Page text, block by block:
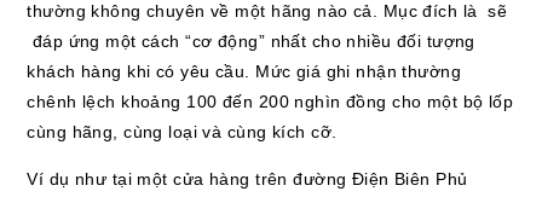
thường không chuyên về một hãng nào cả. Mục đích là sẽ
đáp ứng một cách “cơ động” nhất cho nhiều đối tượng
khách hàng khi có yêu cầu. Mức giá ghi nhận thường
chênh lệch khoảng 100 đến 200 nghìn đồng cho một bộ lốp
cùng hãng, cùng loại và cùng kích cỡ.
Ví dụ như tại một cửa hàng trên đường Điện Biên Phủ